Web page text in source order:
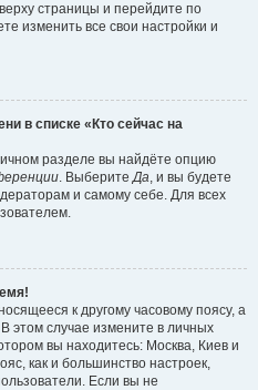
страницы и перейдите по
изменить все свои настройки и
в списке «Кто сейчас на
разделе вы найдёте опцию
. ВыберитеДа, и вы будете
и самому себе. Для всех
к другому часовому поясу, а
этом случае измените в личных
вы находитесь: Москва, Киев и
как и большинство настроек,
Если вы не